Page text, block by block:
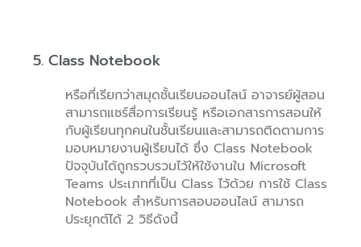
5. Class Notebook
หรือที่เรียกว่าสมุดชั้นเรียนออนไลน์ อาจารย์ผู้สอน
สามารถแชร์สื่อการเรียนรู้ หรือเอกสารการสอนให้
กับผู้เรียนทุกคนในชั้นเรียนและสามารถติดตามการ
มอบหมายงานผู้เรียนได้ ซึ่ง Class Notebook
ปัจจุบันได้ถูกรวบรวมไว้ให้ใช้งานใน Microsoft
Teams ประเภทที่เป็น Class ไว้ด้วย การใช้ Class
Notebook สำหรับการสอบออนไลน์ สามารถ
ประยุกต์ได้ 2 วิธีดังนี้